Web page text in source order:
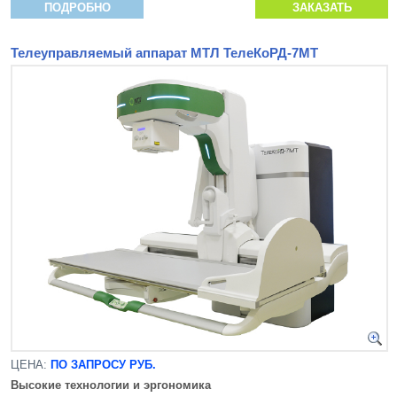
ПОДРОБНО ЗАКАЗАТЬ
Телеуправляемый аппарат МТЛ ТелеКоРД-7МТ
ЦЕНА: ПО ЗАПРОСУ РУБ.
Высокие технологии и эргономика